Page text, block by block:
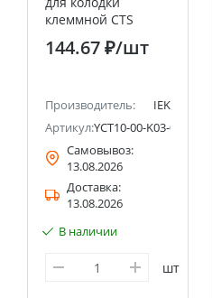
клеммной CTS
2,5мм2 3PIN IEK
144.67 ₽/шт
Производитель:
IEK
Артикул:YCT10-00-K03-002-A-3P
Самовывоз:
13.08.2026
Доставка:
13.08.2026
В наличии
шт